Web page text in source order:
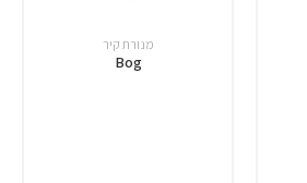
מנורת קיר
Bog